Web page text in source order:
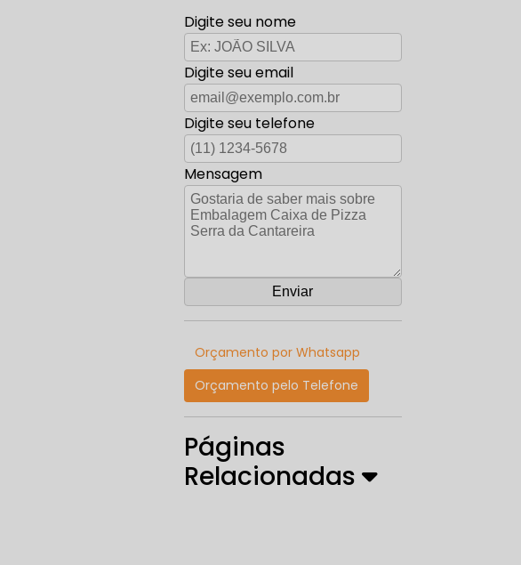
Digite seu nome
Digite seu email
Digite seu telefone
Mensagem
Orçamento por Whatsapp
Orçamento pelo Telefone
Páginas
Relacionadas